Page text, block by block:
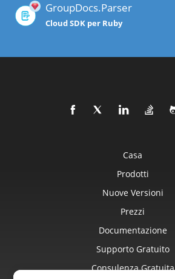
GroupDocs.Parser
Cloud SDK per Ruby
Casa
Prodotti
Nuove Versioni
Prezzi
Documentazione
Supporto Gratuito
Consulenza Gratuita